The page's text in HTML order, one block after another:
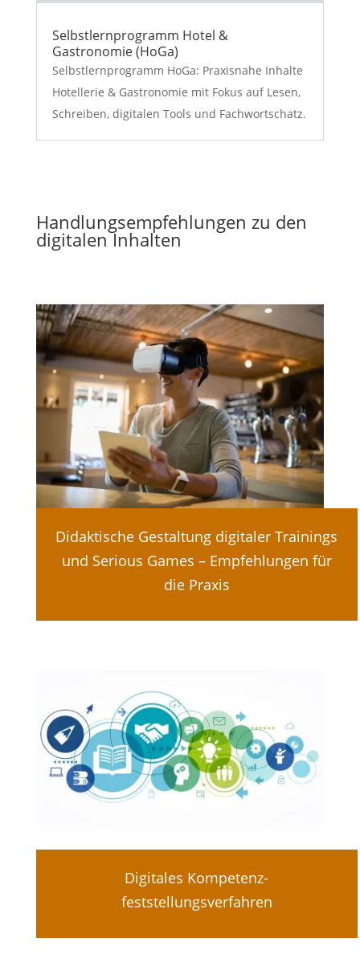
Selbstlernprogramm Hotel &
Gastronomie (HoGa)
Selbstlernprogramm HoGa: Praxisnahe Inhalte
Hotellerie & Gastronomie mit Fokus auf Lesen,
Schreiben, digitalen Tools und Fachwortschatz.
Handlungsempfehlungen zu den
digitalen Inhalten
Didaktische Gestaltung digitaler Trainings
und Serious Games – Empfehlungen für
die Praxis
Digitales Kompetenz-
feststellungsverfahren